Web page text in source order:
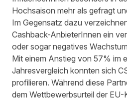
Hochsaison mehr als gefragt
Im Gegensatz dazu
Cashback-AnbieterInnen ein
oder sogar negatives
Mit einem Anstieg von 57% im
Jahresvergleich konnten sich
profilieren. Während diese
dem Wettbewerbsurteil der EU-